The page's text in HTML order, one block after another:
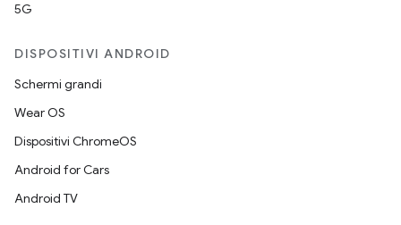
5G
DISPOSITIVI ANDROID
Schermi grandi
Wear OS
Dispositivi ChromeOS
Android for Cars
Android TV